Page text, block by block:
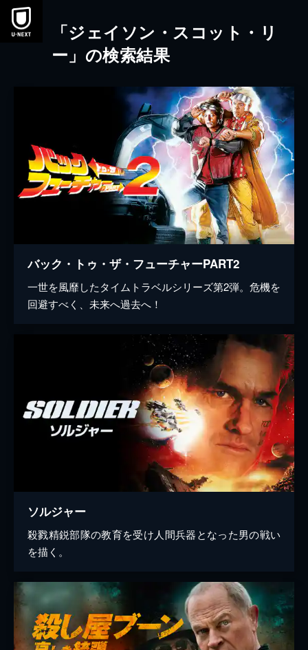
本文へスキップ
「ジェイソン・スコット・リ
ー」の検索結果
バック・トゥ・ザ・フューチャーPART2
一世を風靡したタイムトラベルシリーズ第2弾。危機を
回避すべく、未来へ過去へ！
ソルジャー
殺戮精鋭部隊の教育を受け人間兵器となった男の戦い
を描く。